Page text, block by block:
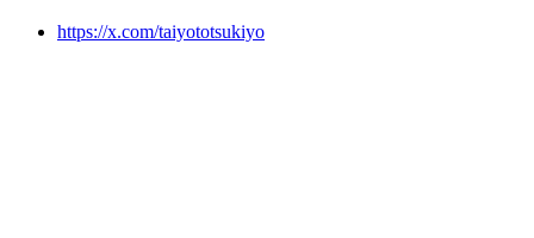
https://x.com/taiyototsukiyo